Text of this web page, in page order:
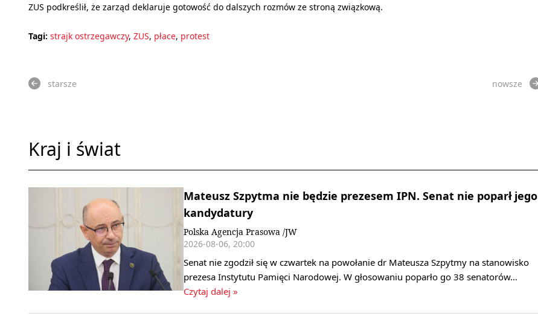
ZUS podkreślił, że zarząd deklaruje gotowość do dalszych rozmów ze stroną związkową.
Tagi: strajk ostrzegawczy, ZUS, płace, protest
starsze nowsze
Kraj i świat
Mateusz Szpytma nie będzie prezesem IPN. Senat nie poparł jego
kandydatury
Polska Agencja Prasowa /JW
2026-08-06, 20:00
Senat nie zgodził się w czwartek na powołanie dr Mateusza Szpytmy na stanowisko
prezesa Instytutu Pamięci Narodowej. W głosowaniu poparło go 38 senatorów…
Czytaj dalej »